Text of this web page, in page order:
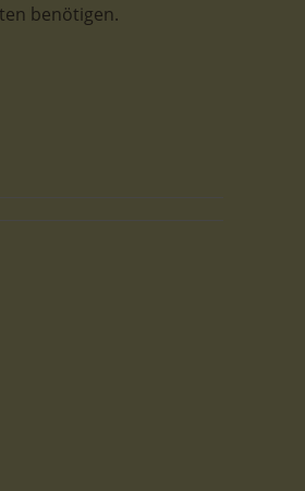
benötigen.